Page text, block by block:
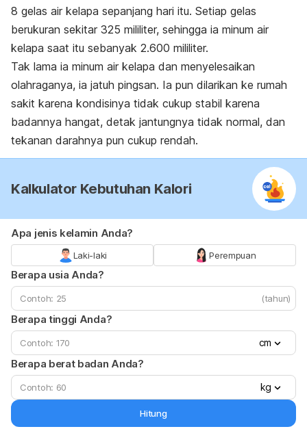
8 gelas air kelapa sepanjang hari itu. Setiap gelas
berukuran sekitar 325 mililiter, sehingga ia minum air
kelapa saat itu sebanyak 2.600 mililiter.
Tak lama ia minum air kelapa dan menyelesaikan
olahraganya, ia jatuh pingsan. Ia pun dilarikan ke rumah
sakit karena kondisinya tidak cukup stabil karena
badannya hangat, detak jantungnya tidak normal, dan
tekanan darahnya pun cukup rendah.
Kalkulator Kebutuhan Kalori
Apa jenis kelamin Anda?
Laki-laki Perempuan
Berapa usia Anda?
(tahun)
Berapa tinggi Anda?
cm
Berapa berat badan Anda?
kg
Hitung